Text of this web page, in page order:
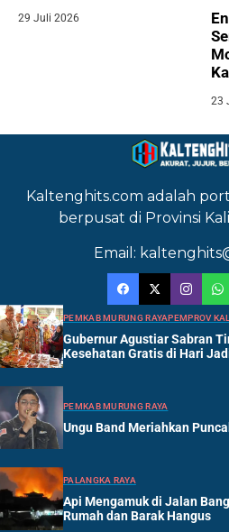
29 Juli 2026
23
Kaltenghits.com adalah
berpusat di Provinsi
Email:
PEMKAB MURUNG RAYAPEMPROV
Gubernur Agustiar Sabran
Kesehatan Gratis di Hari
PEMKAB MURUNG RAYA
Ungu Band Meriahkan
PALANGKA RAYA
Api Mengamuk di Jalan
Rumah dan Barak Hangus